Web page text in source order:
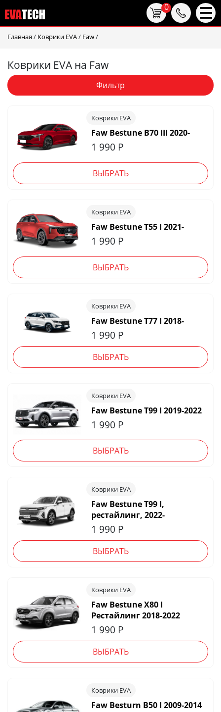
Главная / Коврики EVA/ Faw/
Коврики EVA на Faw
Фильтр
Коврики EVA
Faw Bestune B70 III 2020-
1 990 Р
ВЫБРАТЬ
Коврики EVA
Faw Bestune T55 I 2021-
1 990 Р
ВЫБРАТЬ
Коврики EVA
Faw Bestune T77 I 2018-
1 990 Р
ВЫБРАТЬ
Коврики EVA
Faw Bestune T99 I 2019-2022
1 990 Р
ВЫБРАТЬ
Коврики EVA
Faw Bestune T99 I,
рестайлинг, 2022-
1 990 Р
ВЫБРАТЬ
Коврики EVA
Faw Bestune X80 I
Рестайлинг 2018-2022
1 990 Р
ВЫБРАТЬ
Коврики EVA
Faw Besturn B50 I 2009-2014
0